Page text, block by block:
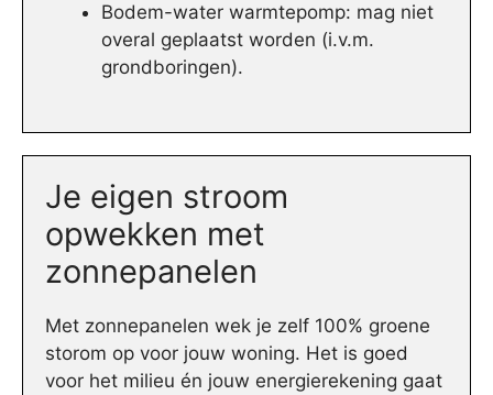
Bodem-water warmtepomp: mag niet
overal geplaatst worden (i.v.m.
grondboringen).
Je eigen stroom
opwekken met
zonnepanelen
Met zonnepanelen wek je zelf 100% groene
storom op voor jouw woning. Het is goed
voor het milieu én jouw energierekening gaat